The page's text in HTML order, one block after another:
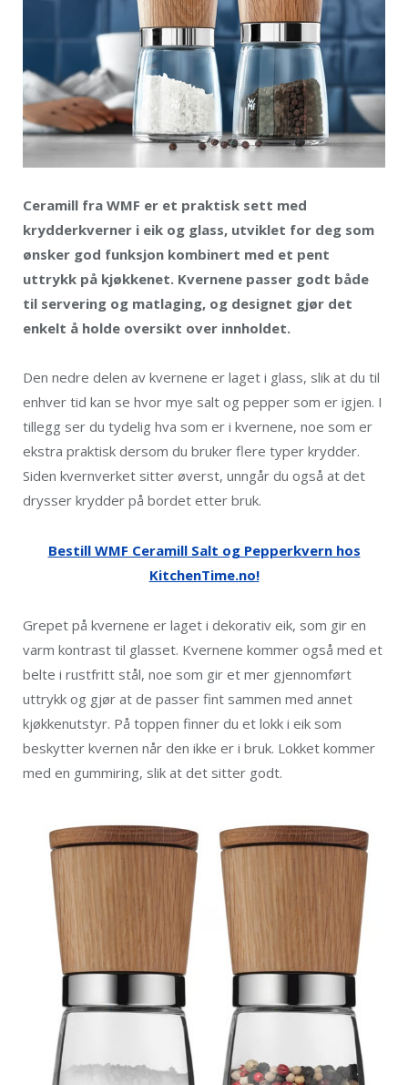
Ceramill fra WMF er et praktisk sett med
krydderkverner i eik og glass, utviklet for deg som
ønsker god funksjon kombinert med et pent
uttrykk på kjøkkenet. Kvernene passer godt både
til servering og matlaging, og designet gjør det
enkelt å holde oversikt over innholdet.
Den nedre delen av kvernene er laget i glass, slik at du til
enhver tid kan se hvor mye salt og pepper som er igjen. I
tillegg ser du tydelig hva som er i kvernene, noe som er
ekstra praktisk dersom du bruker flere typer krydder.
Siden kvernverket sitter øverst, unngår du også at det
drysser krydder på bordet etter bruk.
Bestill WMF Ceramill Salt og Pepperkvern hos
KitchenTime.no!
Grepet på kvernene er laget i dekorativ eik, som gir en
varm kontrast til glasset. Kvernene kommer også med et
belte i rustfritt stål, noe som gir et mer gjennomført
uttrykk og gjør at de passer fint sammen med annet
kjøkkenutstyr. På toppen finner du et lokk i eik som
beskytter kvernen når den ikke er i bruk. Lokket kommer
med en gummiring, slik at det sitter godt.